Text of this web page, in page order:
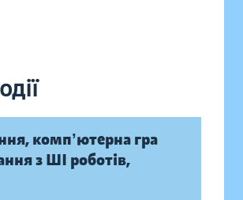
компʼютерна гра
з ШІ роботів,